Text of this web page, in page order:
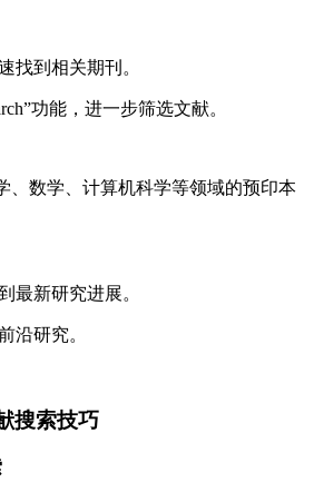
找到相关期刊。
功能，进一步筛选文献。
、数学、计算机科学等领域的预印本
最新研究进展。
沿研究。
搜索技巧